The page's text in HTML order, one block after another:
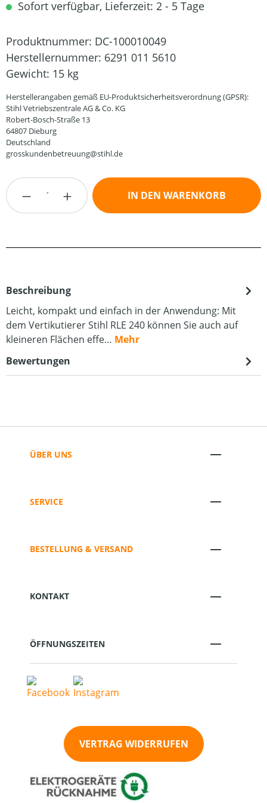
Sofort verfügbar, Lieferzeit: 2 - 5 Tage
Produktnummer: DC-100010049
Herstellernummer: 6291 011 5610
Gewicht: 15 kg
Herstellerangaben gemäß EU-Produktsicherheitsverordnung (GPSR):
Stihl Vetriebszentrale AG & Co. KG
Robert-Bosch-Straße 13
64807 Dieburg
Deutschland
grosskundenbetreuung@stihl.de
Produkt Anzahl: Gib den gewünschten
IN DEN WARENKORB
Beschreibung
Leicht, kompakt und einfach in der Anwendung: Mit
dem Vertikutierer Stihl RLE 240 können Sie auch auf
kleineren Flächen effe… Mehr
Bewertungen
ÜBER UNS
SERVICE
BESTELLUNG & VERSAND
KONTAKT
ÖFFNUNGSZEITEN
VERTRAG WIDERRUFEN